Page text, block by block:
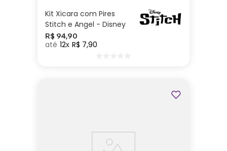
Kit Xicara com Pires
Stitch e Angel - Disney
R$ 94,90
12 R$ 7,90